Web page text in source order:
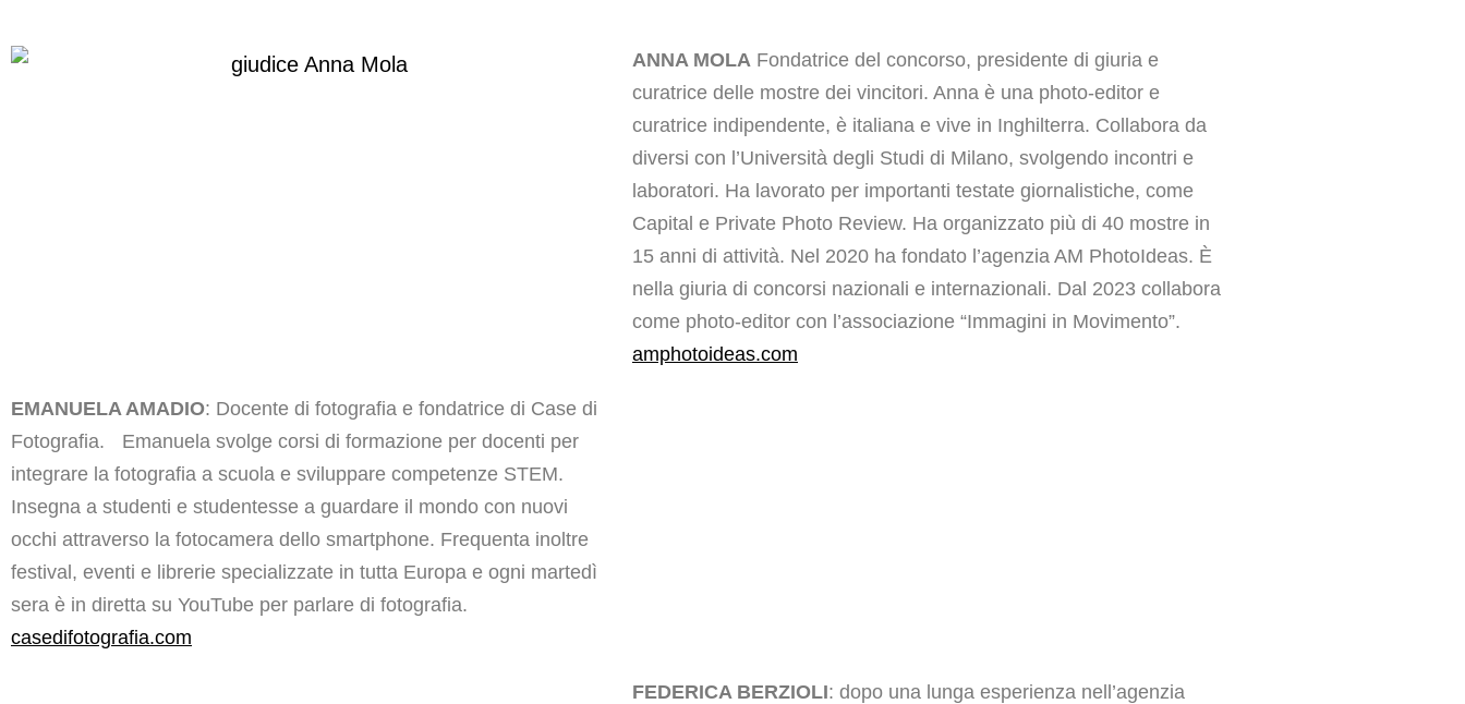
ANNA MOLA Fondatrice del concorso, presidente di giuria e
curatrice delle mostre dei vincitori. Anna è una photo-editor e
curatrice indipendente, è italiana e vive in Inghilterra. Collabora da
diversi con l’Università degli Studi di Milano, svolgendo incontri e
laboratori. Ha lavorato per importanti testate giornalistiche, come
Capital e Private Photo Review. Ha organizzato più di 40 mostre in
15 anni di attività. Nel 2020 ha fondato l’agenzia AM PhotoIdeas. È
nella giuria di concorsi nazionali e internazionali. Dal 2023 collabora
come photo-editor con l’associazione “Immagini in Movimento”.
amphotoideas.com
EMANUELA AMADIO: Docente di fotografia e fondatrice di Case di
Fotografia. Emanuela svolge corsi di formazione per docenti per
integrare la fotografia a scuola e sviluppare competenze STEM.
Insegna a studenti e studentesse a guardare il mondo con nuovi
occhi attraverso la fotocamera dello smartphone. Frequenta inoltre
festival, eventi e librerie specializzate in tutta Europa e ogni martedì
sera è in diretta su YouTube per parlare di fotografia.
casedifotografia.com
FEDERICA BERZIOLI: dopo una lunga esperienza nell’agenzia